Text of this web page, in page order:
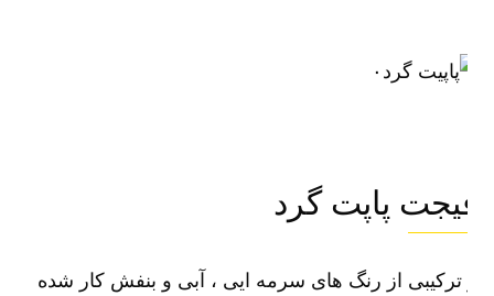
۰
پاپت گرد
ترکیبی از رنگ های سرمه ایی ، آبی و بنفش کار شده